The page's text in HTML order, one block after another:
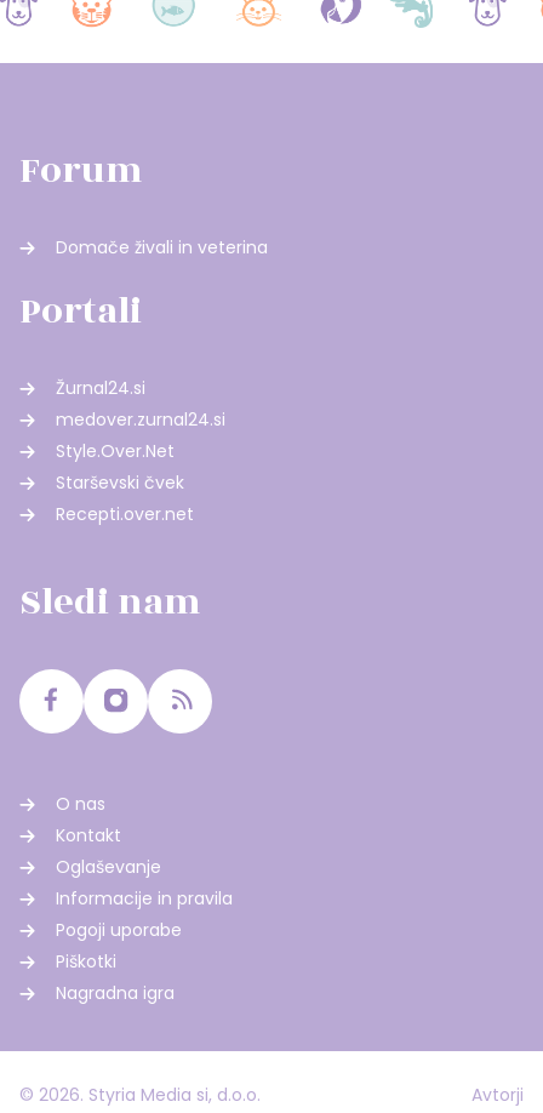
Forum
Domače živali in veterina
Portali
Žurnal24.si
medover.zurnal24.si
Style.Over.Net
Starševski čvek
Recepti.over.net
Sledi nam
O nas
Kontakt
Oglaševanje
Informacije in pravila
Pogoji uporabe
Piškotki
Nagradna igra
© 2026. Styria Media si, d.o.o. Avtorji